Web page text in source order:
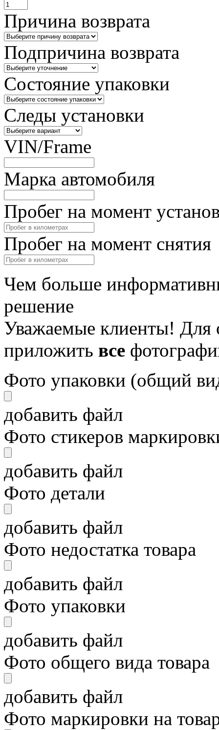
Причина возврата
Подпричина возврата
Состояние упаковки
Следы установки
VIN/Frame
Марка автомобиля
Пробег на момент
Пробег на момент снятия
Чем больше
решение
Уважаемые клиенты! Для
приложить все
Фото упаковки (общий
добавить файл
Фото стикеров
добавить файл
Фото детали
добавить файл
Фото недостатка товара
добавить файл
Фото упаковки
добавить файл
Фото общего вида товара
добавить файл
Фото маркировки на